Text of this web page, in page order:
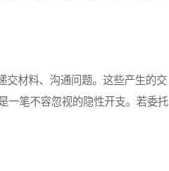
材料、沟通问题。这些产生的交
一笔不容忽视的隐性开支。若委托